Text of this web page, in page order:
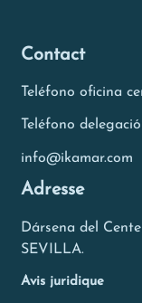
Contact
Teléfono
Teléfono
info@ikamar.com
Adresse
Dársena del
SEVILLA.
Avis juridique